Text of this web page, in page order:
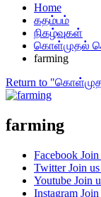
Home
கதம்பம்
நிகழ்வுகள்
கொள்முதல்
farming
Return to
farming
Facebook Join
Twitter Join
Youtube Join
Instagram Join